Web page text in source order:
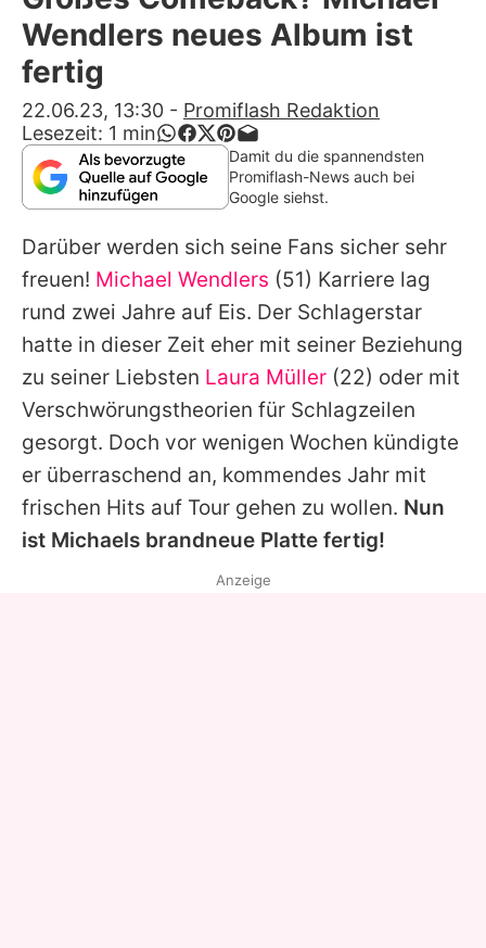
Alle Themen auf Promiflash
App runterladen
Team
Redaktionelle Richtlinien
Impressum
Datenschutzerklärung
Nutzungsbedingungen
Utiq verwalten
Wendlers neues Album ist
fertig
22.06.23, 13:30 - Promiflash Redaktion
Lesezeit: 1 min
Damit du die spannendsten
Promiflash-News auch bei
Google siehst.
Darüber werden sich seine Fans sicher sehr
freuen! Michael Wendlers (51) Karriere lag
rund zwei Jahre auf Eis. Der Schlagerstar
hatte in dieser Zeit eher mit seiner Beziehung
zu seiner Liebsten Laura Müller (22) oder mit
Verschwörungstheorien für Schlagzeilen
gesorgt. Doch vor wenigen Wochen kündigte
er überraschend an, kommendes Jahr mit
frischen Hits auf Tour gehen zu wollen. Nun
ist Michaels brandneue Platte fertig!
Anzeige